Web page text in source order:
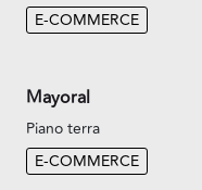
E-COMMERCE
Mayoral
Piano terra
E-COMMERCE